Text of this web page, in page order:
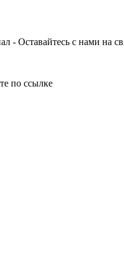
- Оставайтесь с нами на
по ссылке